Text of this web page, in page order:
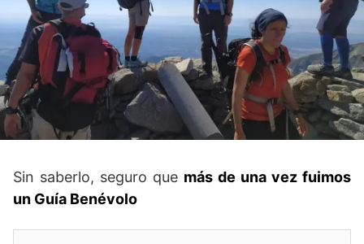
Sin saberlo, seguro que más de una vez fuimos
un Guía Benévolo